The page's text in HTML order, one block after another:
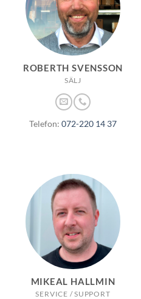
ROBERTH SVENSSON
SÄLJ
Telefon: 072-220 14 37
MIKEAL HALLMIN
SERVICE / SUPPORT